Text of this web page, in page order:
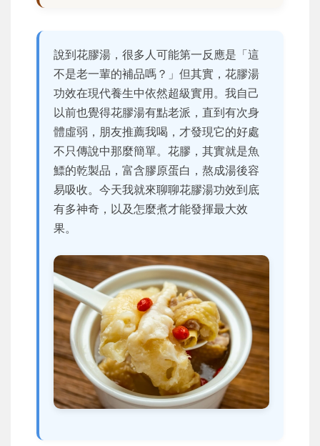
說到花膠湯，很多人可能第一反應是「這
不是老一輩的補品嗎？」但其實，花膠湯
功效在現代養生中依然超級實用。我自己
以前也覺得花膠湯有點老派，直到有次身
體虛弱，朋友推薦我喝，才發現它的好處
不只傳說中那麼簡單。花膠，其實就是魚
鰾的乾製品，富含膠原蛋白，熬成湯後容
易吸收。今天我就來聊聊花膠湯功效到底
有多神奇，以及怎麼煮才能發揮最大效
果。